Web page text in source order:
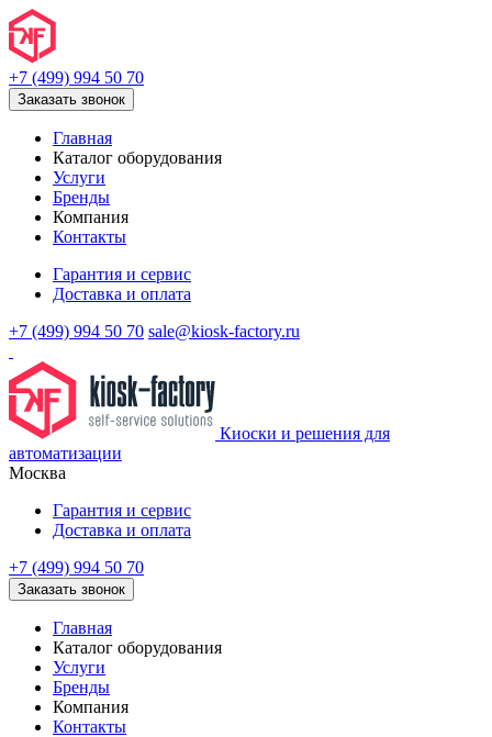
+7 (499) 994 50 70
Заказать звонок
Главная
Каталог оборудования
Услуги
Бренды
Компания
Контакты
Гарантия и сервис
Доставка и оплата
+7 (499) 994 50 70 sale@kiosk-factory.ru
Киоски и решения для
автоматизации
Москва
Гарантия и сервис
Доставка и оплата
+7 (499) 994 50 70
Заказать звонок
Главная
Каталог оборудования
Услуги
Бренды
Компания
Контакты